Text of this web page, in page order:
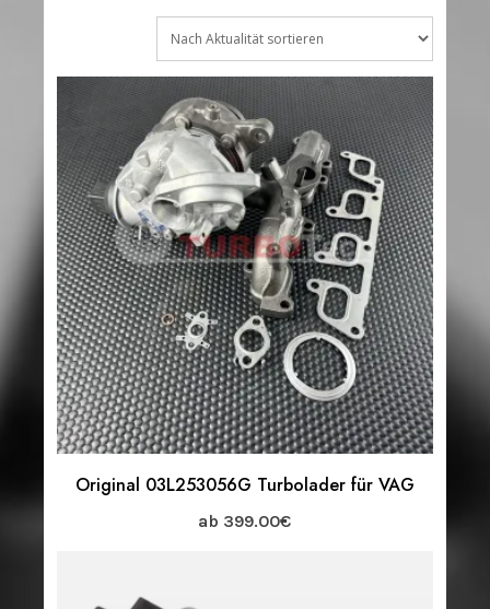
Aktualität
sortiert
Original 03L253056G Turbolader für VAG
ab 399.00€